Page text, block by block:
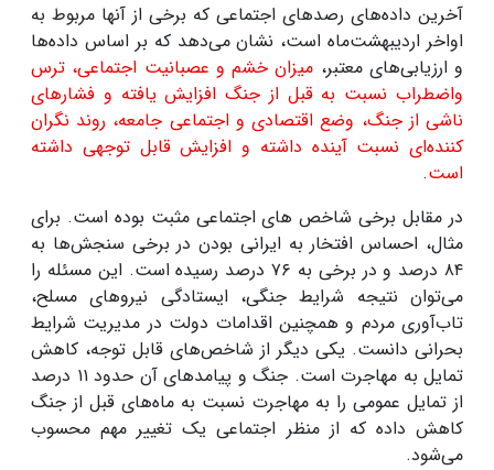
آخرین داده‌های رصدهای اجتماعی که برخی از آنها مربوط به
اواخر اردیبهشت‌ماه است، نشان می‌دهد که بر اساس داده‌ها
و ارزیابی‌های معتبر، میزان خشم و عصبانیت اجتماعی، ترس
واضطراب نسبت به قبل از جنگ افزایش یافته و فشارهای
ناشی از جنگ، وضع اقتصادی و اجتماعی جامعه، روند نگران
کننده‌ای نسبت آینده داشته و افزایش قابل توجهی داشته
است.
در مقابل برخی شاخص های اجتماعی مثبت بوده است. برای
مثال، احساس افتخار به ایرانی بودن در برخی سنجش‌ها به
۸۴ درصد و در برخی به ۷۶ درصد رسیده است. این مسئله را
می‌توان نتیجه شرایط جنگی، ایستادگی نیروهای مسلح،
تاب‌آوری مردم و همچنین اقدامات دولت در مدیریت شرایط
بحرانی دانست. یکی دیگر از شاخص‌های قابل توجه، کاهش
تمایل به مهاجرت است. جنگ و پیامدهای آن حدود ۱۱ درصد
از تمایل عمومی را به مهاجرت نسبت به ماه‌های قبل از جنگ
کاهش داده که از منظر اجتماعی یک تغییر مهم محسوب
می‌شود.